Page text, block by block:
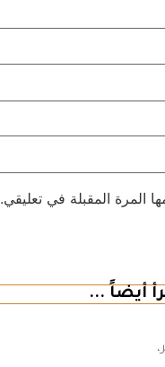
المرة المقبلة في تعليقي.
أيضاً ...